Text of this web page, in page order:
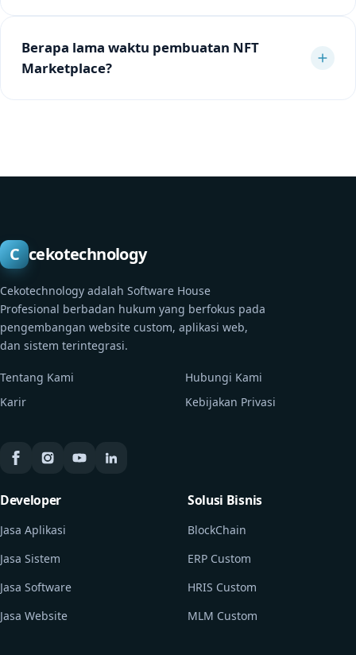
Berapa lama waktu pembuatan NFT
Marketplace?
C cekotechnology
Cekotechnology adalah Software House
Profesional berbadan hukum yang berfokus pada
pengembangan website custom, aplikasi web,
dan sistem terintegrasi.
Tentang Kami
Hubungi Kami
Karir
Kebijakan Privasi
Developer
Jasa Aplikasi
Jasa Sistem
Jasa Software
Jasa Website
Solusi Bisnis
BlockChain
ERP Custom
HRIS Custom
MLM Custom